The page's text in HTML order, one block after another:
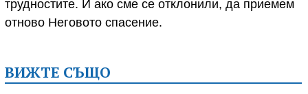
трудностите. И ако сме се отклонили, да приемем
отново Неговото спасение.
ВИЖТЕ СЪЩО